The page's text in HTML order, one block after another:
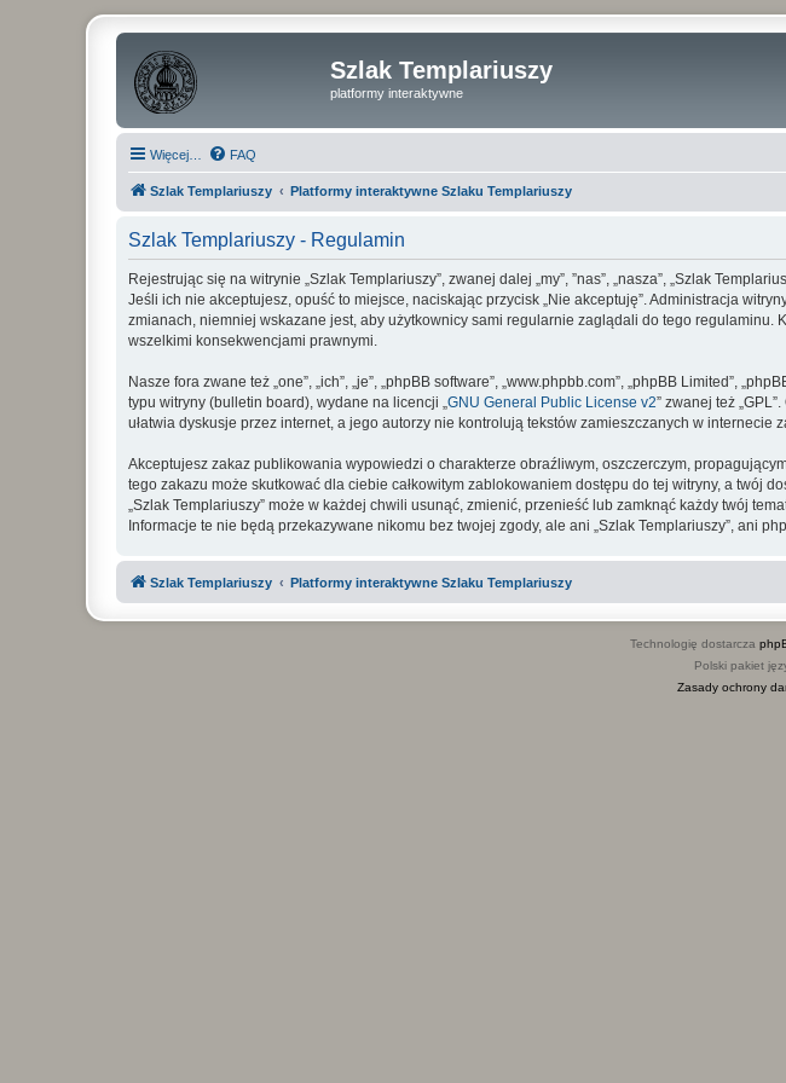
Szlak Templariuszy
platformy interaktywne
Więcej… FAQ
Szlak Templariuszy Platformy interaktywne Szlaku Templariuszy
Szlak Templariuszy - Regulamin
Rejestrując się na witrynie „Szlak Templariuszy”, zwanej dalej „my”, ”nas”, „nasza”, „Szlak
Jeśli ich nie akceptujesz, opuść to miejsce, naciskając przycisk „Nie akceptuję”. Administracja
zmianach, niemniej wskazane jest, aby użytkownicy sami regularnie zaglądali do tego regulaminu.
wszelkimi konsekwencjami prawnymi.
Nasze fora zwane też „one”, „ich”, „je”, „phpBB software”, „www.phpbb.com”, „phpBB Limited”,
typu witryny (bulletin board), wydane na licencji „ GNU General Public License v2” zwanej też
ułatwia dyskusje przez internet, a jego autorzy nie kontrolują tekstów zamieszczanych w
Akceptujesz zakaz publikowania wypowiedzi o charakterze obraźliwym, oszczerczym,
tego zakazu może skutkować dla ciebie całkowitym zablokowaniem dostępu do tej witryny, a twój
„Szlak Templariuszy” może w każdej chwili usunąć, zmienić, przenieść lub zamknąć każdy twój
Informacje te nie będą przekazywane nikomu bez twojej zgody, ale ani „Szlak Templariuszy”, ani
Szlak Templariuszy Platformy interaktywne Szlaku Templariuszy
Technologię dostarcza
Polski pakiet
Zasady ochrony